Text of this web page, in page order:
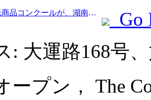
Prev:中国観光商品コンクールが、湖南省湘潭市にて盛況のうちに開催されました。
Go
: 大運路168号
ープン， The